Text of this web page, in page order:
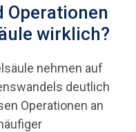
Operationen
wirklich?
nehmen auf
deutlich
Operationen an